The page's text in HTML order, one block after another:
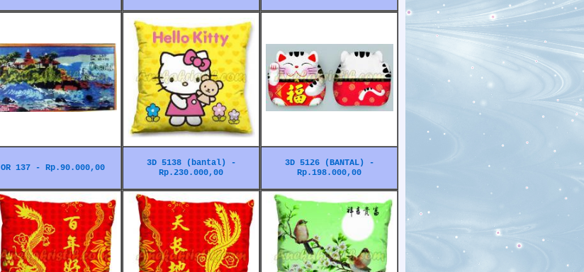
OR 137 - Rp.90.000,00
3D 5138 (bantal) -
Rp.230.000,00
3D 5126 (BANTAL) -
Rp.198.000,00